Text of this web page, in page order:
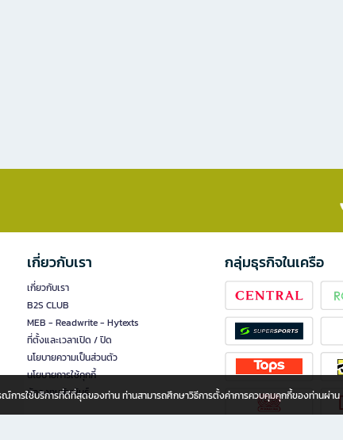
เกี่ยวกับเรา
เกี่ยวกับเรา
B2S CLUB
MEB - Readwrite - Hytexts
ที่ตั้งและเวลาเปิด / ปิด
นโยบายความเป็นส่วนตัว
นโยบายการใช้คุกกี้
นักลงทุนสัมพันธ์
กลุ่มธุรกิจในเครือ
การใช้บริการที่ดีที่สุดของท่าน ท่านสามารถศึกษาวิธีการตั้งค่าการควบคุมคุกกี้ของท่านผ่าน